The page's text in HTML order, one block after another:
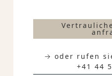
→ oder rufen
+41 44